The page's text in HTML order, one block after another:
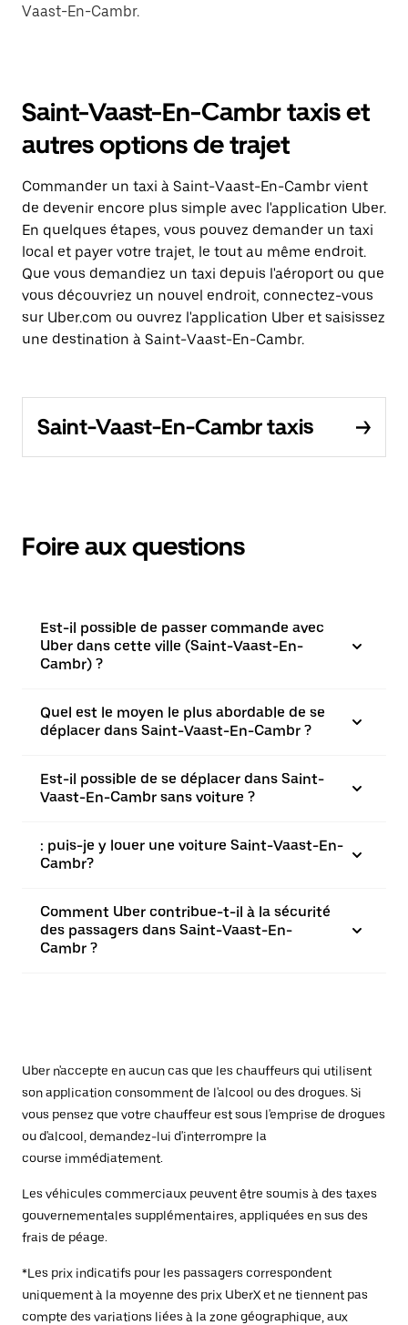
Vaast-En-Cambr.
Saint-Vaast-En-Cambr taxis et
autres options de trajet
Commander un taxi à Saint-Vaast-En-Cambr vient
de devenir encore plus simple avec l'application Uber.
En quelques étapes, vous pouvez demander un taxi
local et payer votre trajet, le tout au même endroit.
Que vous demandiez un taxi depuis l'aéroport ou que
vous découvriez un nouvel endroit, connectez-vous
sur Uber.com ou ouvrez l'application Uber et saisissez
une destination à Saint-Vaast-En-Cambr.
Saint-Vaast-En-Cambr taxis
Foire aux questions
Est-il possible de passer commande avec
Uber dans cette ville (Saint-Vaast-En-
Cambr) ?
Quel est le moyen le plus abordable de se
déplacer dans Saint-Vaast-En-Cambr ?
Est-il possible de se déplacer dans Saint-
Vaast-En-Cambr sans voiture ?
: puis-je y louer une voiture Saint-Vaast-En-
Cambr?
Comment Uber contribue-t-il à la sécurité
des passagers dans Saint-Vaast-En-
Cambr ?
Uber n'accepte en aucun cas que les chauffeurs qui utilisent
son application consomment de l'alcool ou des drogues. Si
vous pensez que votre chauffeur est sous l'emprise de drogues
ou d'alcool, demandez-lui d'interrompre la
course immédiatement.
Les véhicules commerciaux peuvent être soumis à des taxes
gouvernementales supplémentaires, appliquées en sus des
frais de péage.
*Les prix indicatifs pour les passagers correspondent
uniquement à la moyenne des prix UberX et ne tiennent pas
compte des variations liées à la zone géographique, aux